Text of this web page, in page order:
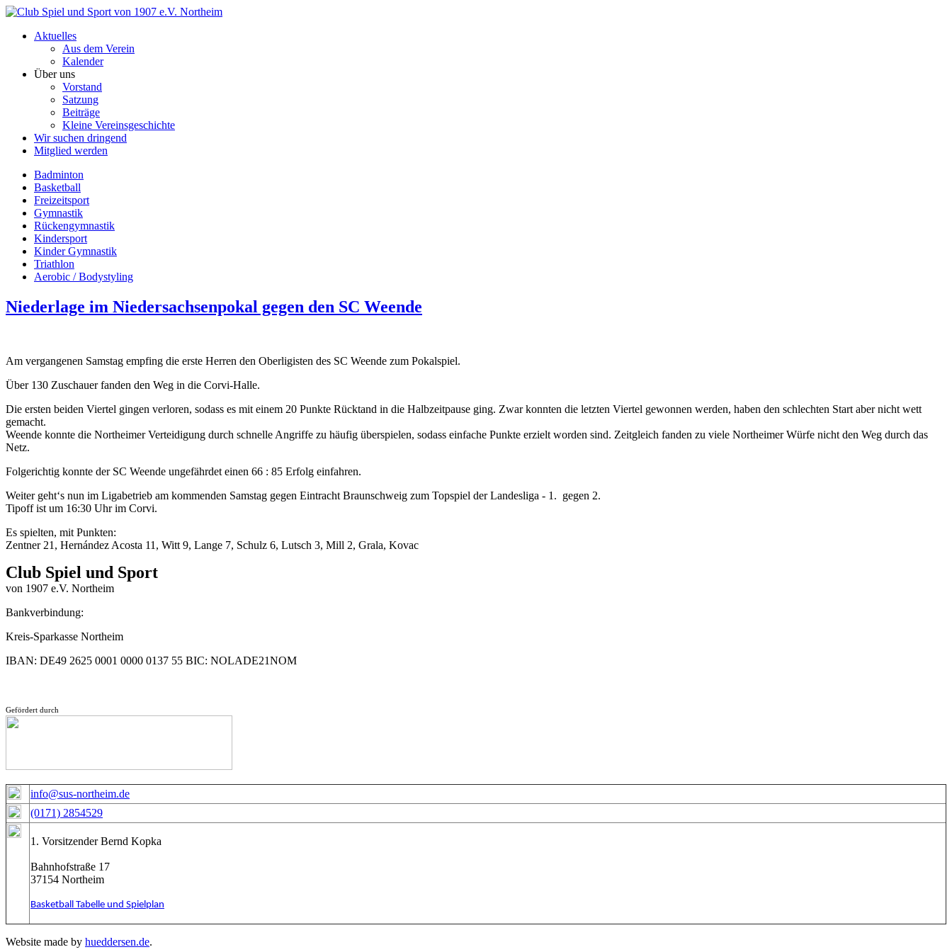
Aktuelles
Aus dem Verein
Kalender
Über uns
Vorstand
Satzung
Beiträge
Kleine Vereinsgeschichte
Wir suchen dringend
Mitglied werden
Badminton
Basketball
Freizeitsport
Gymnastik
Rückengymnastik
Kindersport
Kinder Gymnastik
Triathlon
Aerobic / Bodystyling
Niederlage im Niedersachsenpokal gegen den SC Weende
Am vergangenen Samstag empfing die erste Herren den Oberligisten des SC Weende zum Pokalspiel.
Über 130 Zuschauer fanden den Weg in die Corvi-Halle.
Die ersten beiden Viertel gingen verloren, sodass es mit einem 20 Punkte Rücktand in die Halbzeitpause ging. Zwar konnten die letzten Viertel gewonnen werden, haben den schlechten Start aber nicht wett
gemacht.
Weende konnte die Northeimer Verteidigung durch schnelle Angriffe zu häufig überspielen, sodass einfache Punkte erzielt worden sind. Zeitgleich fanden zu viele Northeimer Würfe nicht den Weg durch das
Netz.
Folgerichtig konnte der SC Weende ungefährdet einen 66 : 85 Erfolg einfahren.
Weiter geht‘s nun im Ligabetrieb am kommenden Samstag gegen Eintracht Braunschweig zum Topspiel der Landesliga - 1. gegen 2.
Tipoff ist um 16:30 Uhr im Corvi.
Es spielten, mit Punkten:
Zentner 21, Hernández Acosta 11, Witt 9, Lange 7, Schulz 6, Lutsch 3, Mill 2, Grala, Kovac
Club Spiel und Sport
von 1907 e.V. Northeim
Bankverbindung:
Kreis-Sparkasse Northeim
IBAN: DE49 2625 0001 0000 0137 55 BIC: NOLADE21NOM
Gefördert durch
info@sus-northeim.de
(0171) 2854529
1. Vorsitzender Bernd Kopka
Bahnhofstraße 17
37154 Northeim
Basketball Tabelle und Spielplan
Website made by hueddersen.de.